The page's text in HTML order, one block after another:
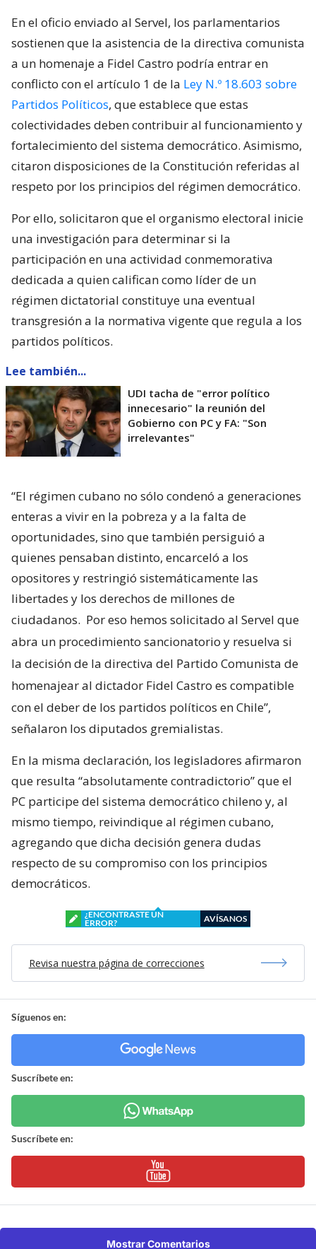
En el oficio enviado al Servel, los parlamentarios
sostienen que la asistencia de la directiva comunista
a un homenaje a Fidel Castro podría entrar en
conflicto con el artículo 1 de la Ley N.º 18.603 sobre
Partidos Políticos, que establece que estas
colectividades deben contribuir al funcionamiento y
fortalecimiento del sistema democrático. Asimismo,
citaron disposiciones de la Constitución referidas al
respeto por los principios del régimen democrático.
Por ello, solicitaron que el organismo electoral inicie
una investigación para determinar si la
participación en una actividad conmemorativa
dedicada a quien califican como líder de un
régimen dictatorial constituye una eventual
transgresión a la normativa vigente que regula a los
partidos políticos.
Lee también...
UDI tacha de "error político
innecesario" la reunión del
Gobierno con PC y FA: "Son
irrelevantes"
“El régimen cubano no sólo condenó a generaciones
enteras a vivir en la pobreza y a la falta de
oportunidades, sino que también persiguió a
quienes pensaban distinto, encarceló a los
opositores y restringió sistemáticamente las
libertades y los derechos de millones de
ciudadanos. Por eso hemos solicitado al Servel que
abra un procedimiento sancionatorio y resuelva si
la decisión de la directiva del Partido Comunista de
homenajear al dictador Fidel Castro es compatible
con el deber de los partidos políticos en Chile”,
señalaron los diputados gremialistas.
En la misma declaración, los legisladores afirmaron
que resulta “absolutamente contradictorio” que el
PC participe del sistema democrático chileno y, al
mismo tiempo, reivindique al régimen cubano,
agregando que dicha decisión genera dudas
respecto de su compromiso con los principios
democráticos.
¿ENCONTRASTE UN
ERROR?
AVÍSANOS
Revisa nuestra página de correcciones
Síguenos en:
Suscríbete en:
Suscríbete en:
Mostrar Comentarios